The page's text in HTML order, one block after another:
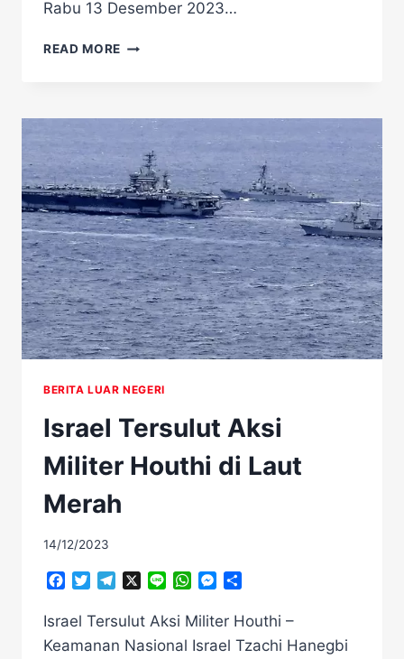
Rabu 13 Desember 2023…
READ MORE PERANG
BARU
KAPAL
PERANG
PRANCIS
DI
TEMBAK
BERITA LUAR NEGERI
Israel Tersulut Aksi
Militer Houthi di Laut
Merah
14/12/2023
Facebook
TwitterTelegramLine WhatsAppMessenger
Israel Tersulut Aksi Militer Houthi –
Keamanan Nasional Israel Tzachi Hanegbi